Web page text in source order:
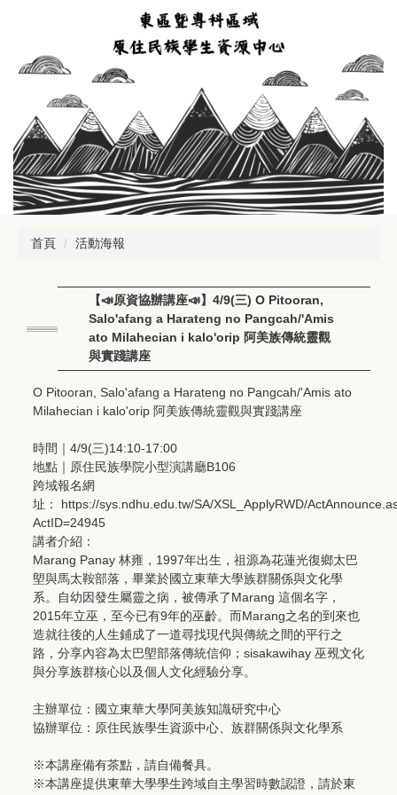
要
首頁 活動海報
【📣原資協辦講座📣】4/9(三) O Pitooran,
Salo'afang a Harateng no Pangcah/'Amis
ato Milahecian i kalo'orip 阿美族傳統靈觀
與實踐講座
O Pitooran, Salo'afang a Harateng no Pangcah/'Amis ato
Milahecian i kalo'orip 阿美族傳統靈觀與實踐講座
時間｜4/9(三)14:10-17:00
地點｜原住民族學院小型演講廳B106
跨域報名網
址： https://sys.ndhu.edu.tw/SA/XSL_ApplyRWD/
ActID=24945
講者介紹：
Marang Panay 林雍，1997年出生，祖源為花蓮光復鄉太巴
塱與馬太鞍部落，畢業於國立東華大學族群關係與文化學
系。自幼因發生屬靈之病，被傳承了Marang 這個名字，
2015年立巫，至今已有9年的巫齡。而Marang之名的到來也
造就往後的人生鋪成了一道尋找現代與傳統之間的平行之
路，分享內容為太巴塱部落傳統信仰；sisakawihay 巫覡文化
與分享族群核心以及個人文化經驗分享。
主辦單位：國立東華大學阿美族知識研究中心
協辦單位：原住民族學生資源中心、族群關係與文化學系
※本講座備有茶點，請自備餐具。
※本講座提供東華大學學生跨域自主學習時數認證，請於東